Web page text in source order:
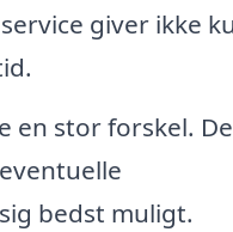
giver ikke
en stor forskel.
bedst muligt.